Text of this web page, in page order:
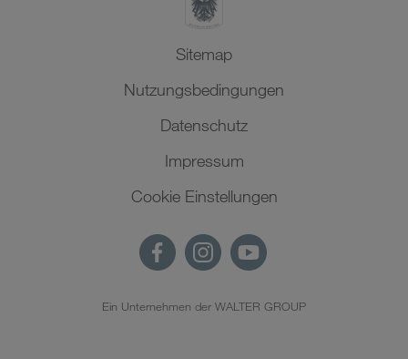
Sitemap
Nutzungsbedingungen
Datenschutz
Impressum
Cookie Einstellungen
Ein Unternehmen der WALTER GROUP